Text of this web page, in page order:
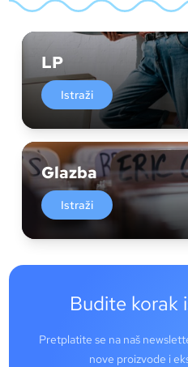
LP
Istraži
Glazba
Istraži
Budite korak
Pretplatite se na naš
nove proizvode i